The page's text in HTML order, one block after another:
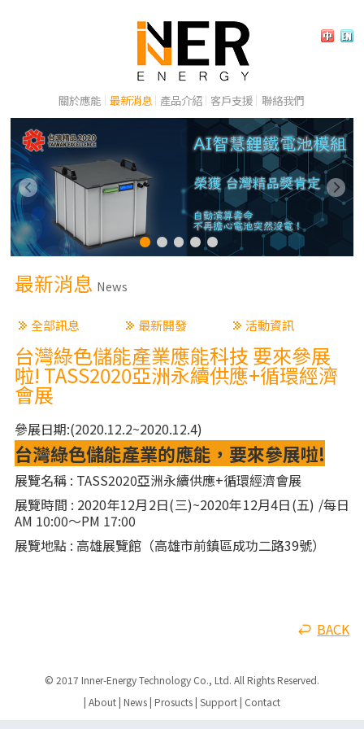
關於應能 最新消息 產品介紹 客戶支援 聯絡我們
最新消息 News
全部訊息 最新開發 活動資訊
台灣綠色儲能產業應能科技 要來參展
啦! TASS2020亞洲永續供應+循環經濟
會展
參展日期:(2020.12.2~2020.12.4)
台灣綠色儲能產業的應能，要來參展啦!
展覽名稱 : TASS2020亞洲永續供應+循環經濟會展
展覽時間 : 2020年12月2日(三)~2020年12月4日(五) /每日
AM 10:00～PM 17:00
展覽地點 : 高雄展覽館（高雄市前鎮區成功二路39號）
BACK
© 2017 Inner-Energy Technology Co., Ltd. All Rights Reserved.
| About | News | Prosucts | Support | Contact